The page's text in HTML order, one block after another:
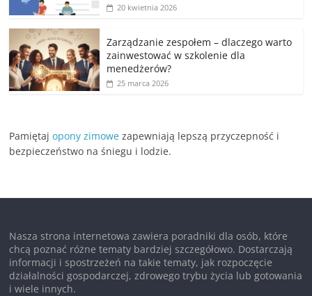
20 kwietnia 2026
Zarządzanie zespołem – dlaczego warto
zainwestować w szkolenie dla
menedżerów?
25 marca 2026
Pamiętajopony zimowe zapewniają lepszą przyczepność i
bezpieczeństwo na śniegu i lodzie.
Nasza strona internetowa zawiera poradniki dla osób, które
chcą poznać różne tematy bardziej szczegółowo. Dostarczają
informacji i spostrzeżeń na takie tematy, jak rozpoczęcie
działalności gospodarczej, zdrowego trybu życia lub gotowania
i wiele innych.